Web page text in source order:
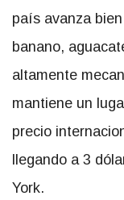
país avanza
banano,
altamente
mantiene un
precio
llegando a 3
York.